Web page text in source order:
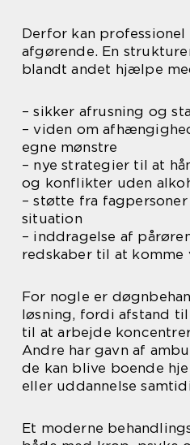
Derfor kan
afgørende. En
blandt andet hjælpe
– sikker afrusning og
– viden om
egne mønstre
– nye strategier til at
og konflikter uden
– støtte fra
situation
– inddragelse af
redskaber til at komme
For nogle er
løsning, fordi afstand
til at arbejde
Andre har gavn af
de kan blive boende
eller uddannelse
Et moderne